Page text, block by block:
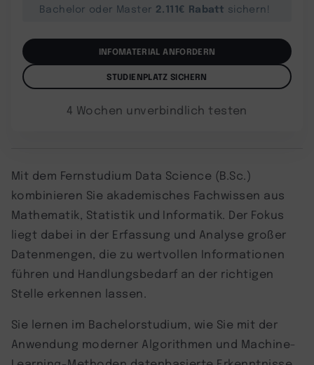
Bachelor oder Master 2.111€ Rabatt sichern!
INFOMATERIAL ANFORDERN
STUDIENPLATZ SICHERN
4 Wochen unverbindlich testen
Mit dem Fernstudium Data Science (B.Sc.)
kombinieren Sie akademisches Fachwissen aus
Mathematik, Statistik und Informatik. Der Fokus
liegt dabei in der Erfassung und Analyse großer
Datenmengen, die zu wertvollen Informationen
führen und Handlungsbedarf an der richtigen
Stelle erkennen lassen.
Sie lernen im Bachelorstudium, wie Sie mit der
Anwendung moderner Algorithmen und Machine-